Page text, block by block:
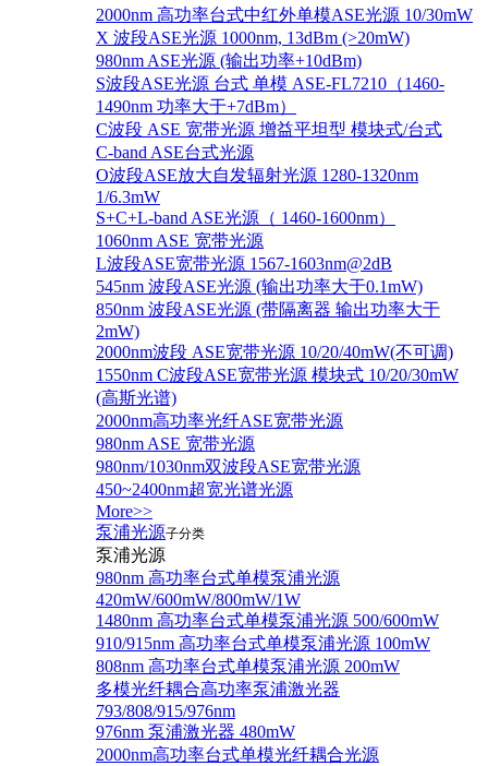
2000nm 高功率台式中红外单模ASE光源 10/30mW
X 波段ASE光源 1000nm, 13dBm (>20mW)
980nm ASE光源 (输出功率+10dBm)
S波段ASE光源 台式 单模 ASE-FL7210（1460-
1490nm 功率大于+7dBm）
C波段 ASE 宽带光源 增益平坦型 模块式/台式
C-band ASE台式光源
O波段ASE放大自发辐射光源 1280-1320nm
1/6.3mW
S+C+L-band ASE光源（ 1460-1600nm）
1060nm ASE 宽带光源
L波段ASE宽带光源 1567-1603nm@2dB
545nm 波段ASE光源 (输出功率大于0.1mW)
850nm 波段ASE光源 (带隔离器 输出功率大于
2mW)
2000nm波段 ASE宽带光源 10/20/40mW(不可调)
1550nm C波段ASE宽带光源 模块式 10/20/30mW
(高斯光谱)
2000nm高功率光纤ASE宽带光源
980nm ASE 宽带光源
980nm/1030nm双波段ASE宽带光源
450~2400nm超宽光谱光源
More>>
泵浦光源子分类
泵浦光源
980nm 高功率台式单模泵浦光源
420mW/600mW/800mW/1W
1480nm 高功率台式单模泵浦光源 500/600mW
910/915nm 高功率台式单模泵浦光源 100mW
808nm 高功率台式单模泵浦光源 200mW
多模光纤耦合高功率泵浦激光器
793/808/915/976nm
976nm 泵浦激光器 480mW
2000nm高功率台式单模光纤耦合光源